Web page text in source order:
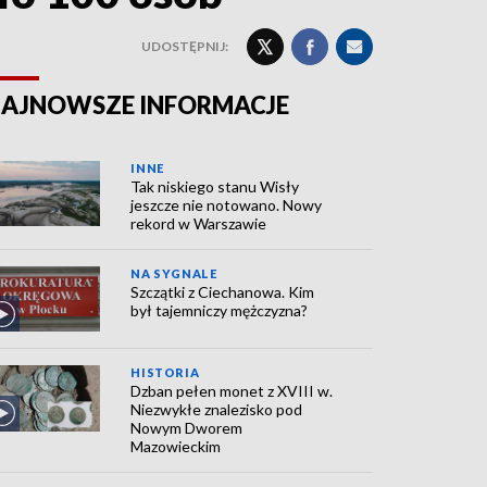
UDOSTĘPNIJ:
INFORMACJE
INNE
Tak niskiego stanu Wisły
jeszcze nie notowano. Nowy
rekord w Warszawie
NA SYGNALE
Szczątki z Ciechanowa. Kim
był tajemniczy mężczyzna?
HISTORIA
Dzban pełen monet z XVIII w.
Niezwykłe znalezisko pod
Nowym Dworem
Mazowieckim